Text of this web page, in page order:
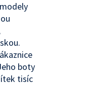
boty
tisíc